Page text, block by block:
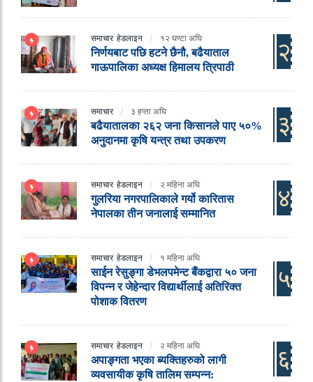
समाचार हेडलाइन १२ घण्टा अघि
निर्णयबाट पछि हटने छैनौ, बढैयाताल
गाऊपालिका अध्यक्ष हिमालय त्रिपाठी
२
समाचार ३ हप्ता अघि
बढैयातालका २६२ जना किसानले पाए ५०%
अनुदानमा कृषि यन्त्र तथा उपकरण
३
समाचार हेडलाइन २ महिना अघि
गुलरिया नगरपालिकाले गर्यो कारितास
नेपालका तीन जनालाई सम्मानित
४
समाचार हेडलाइन १ महिना अघि
साईन रेसुङ्गा डेभलपमेन्ट बैंकद्वारा ५० जना
विपन्न र जेहेन्दार विद्यार्थीलाई अतिरिक्त
पोशाक वितरण
५
समाचार हेडलाइन २ महिना अघि
अपाङ्गता भएका ब्यक्तिहरुको लागी
व्यवसायीक कृषि तालिम सम्पन्न:
६